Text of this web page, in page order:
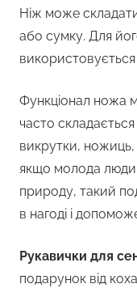
Ніж може
або сумку. Для
використовується
Функціонал ножа
часто
викрутки, ножиць,
якщо молода
природу, такий
в нагоді і
Рукавички для
подарунок від